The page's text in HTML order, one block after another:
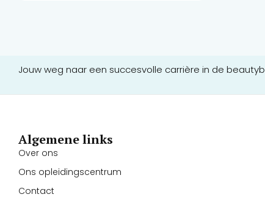
Jouw weg naar een succesvolle carrière in de
Algemene links
Over ons
Ons opleidingscentrum
Contact